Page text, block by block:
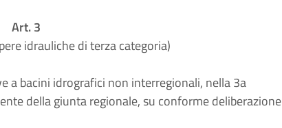
Art. 3
idrauliche di terza categoria)
a bacini idrografici non interregionali, nella 3a
della giunta regionale, su conforme deliberazione